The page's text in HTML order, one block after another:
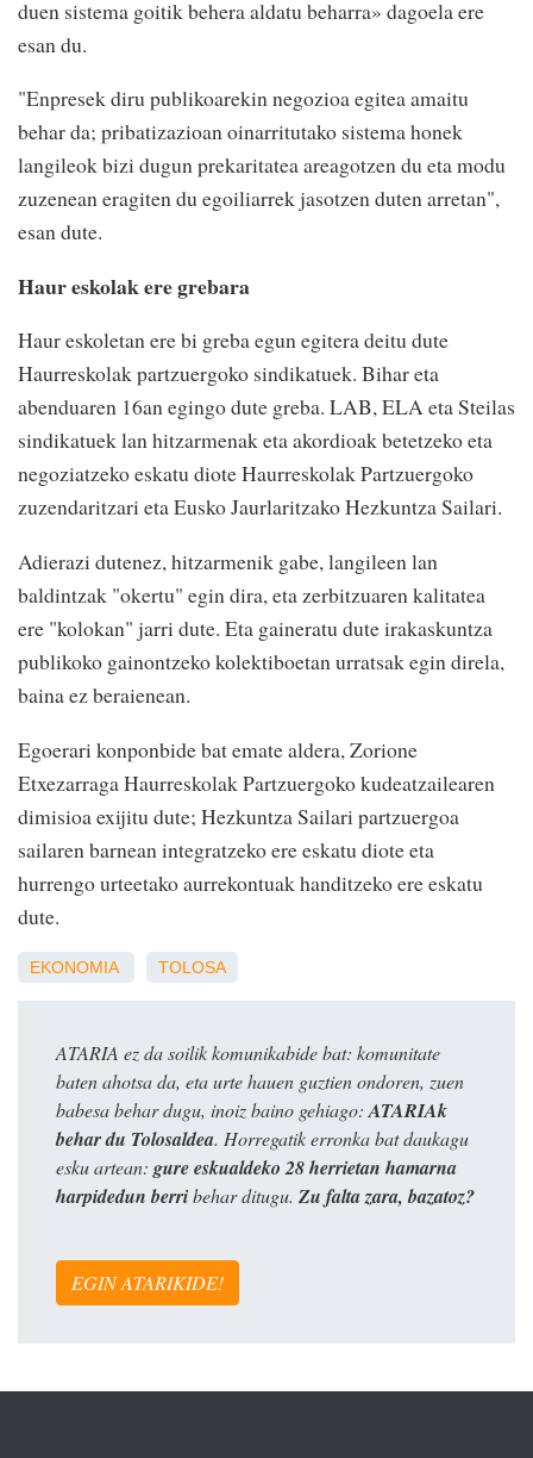
duen sistema goitik behera aldatu beharra» dagoela ere
esan du.
"Enpresek diru publikoarekin negozioa egitea amaitu
behar da; pribatizazioan oinarritutako sistema honek
langileok bizi dugun prekaritatea areagotzen du eta modu
zuzenean eragiten du egoiliarrek jasotzen duten arretan",
esan dute.
Haur eskolak ere grebara
Haur eskoletan ere bi greba egun egitera deitu dute
Haurreskolak partzuergoko sindikatuek. Bihar eta
abenduaren 16an egingo dute greba. LAB, ELA eta Steilas
sindikatuek lan hitzarmenak eta akordioak betetzeko eta
negoziatzeko eskatu diote Haurreskolak Partzuergoko
zuzendaritzari eta Eusko Jaurlaritzako Hezkuntza Sailari.
Adierazi dutenez, hitzarmenik gabe, langileen lan
baldintzak "okertu" egin dira, eta zerbitzuaren kalitatea
ere "kolokan" jarri dute. Eta gaineratu dute irakaskuntza
publikoko gainontzeko kolektiboetan urratsak egin direla,
baina ez beraienean.
Egoerari konponbide bat emate aldera, Zorione
Etxezarraga Haurreskolak Partzuergoko kudeatzailearen
dimisioa exijitu dute; Hezkuntza Sailari partzuergoa
sailaren barnean integratzeko ere eskatu diote eta
hurrengo urteetako aurrekontuak handitzeko ere eskatu
dute.
EKONOMIA TOLOSA
ATARIA ez da soilik komunikabide bat: komunitate
baten ahotsa da, eta urte hauen guztien ondoren, zuen
babesa behar dugu, inoiz baino gehiago: ATARIAk
behar du Tolosaldea. Horregatik erronka bat daukagu
esku artean: gure eskualdeko 28 herrietan hamarna
harpidedun berribehar ditugu. Zu falta zara, bazatoz?
EGIN ATARIKIDE!